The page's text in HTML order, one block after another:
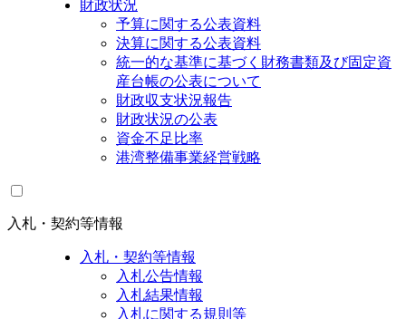
財政状況
予算に関する公表資料
決算に関する公表資料
統一的な基準に基づく財務書類及び固定資
産台帳の公表について
財政収支状況報告
財政状況の公表
資金不足比率
港湾整備事業経営戦略
入札・契約等情報
入札・契約等情報
入札公告情報
入札結果情報
入札に関する規則等